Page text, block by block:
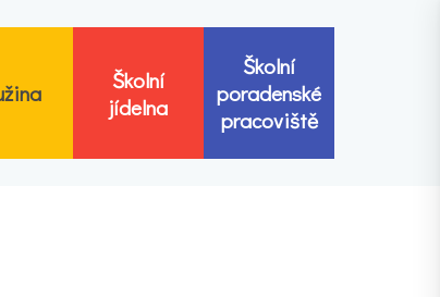
Školní
jídelna
Školní
poradenské
pracoviště